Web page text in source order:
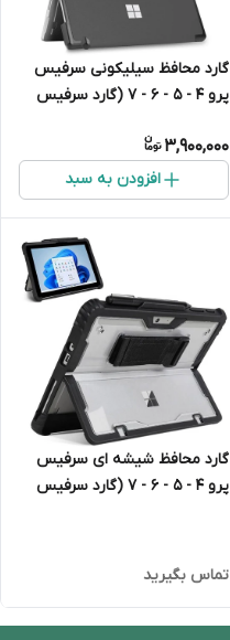
گارد محافظ سیلیکونی سرفیس
پرو 4 - 5 - 6 - 7 (گارد سرفیس
3,900,000
افزودن به سبد
گارد محافظ شیشه ای سرفیس
پرو 4 - 5 - 6 - 7 (گارد سرفیس
تماس بگیرید